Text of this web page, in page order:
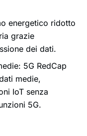
energetico ridotto
grazie
dei dati.
5G RedCap
medie,
IoT senza
5G.